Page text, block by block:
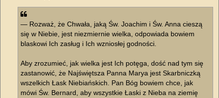
— Rozważ, że Chwała, jaką Św. Joachim i Św. Anna cieszą
się w Niebie, jest niezmiernie wielka, odpowiada bowiem
blaskowi Ich zasług i Ich wzniosłej godności.
Aby zrozumieć, jak wielka jest Ich potęga, dość nad tym się
zastanowić, że Najświętsza Panna Marya jest Skarbniczką
wszelkich Łask Niebiańskich. Pan Bóg bowiem chce, jak
mówi Św. Bernard, aby wszystkie Łaski z Nieba na ziemię